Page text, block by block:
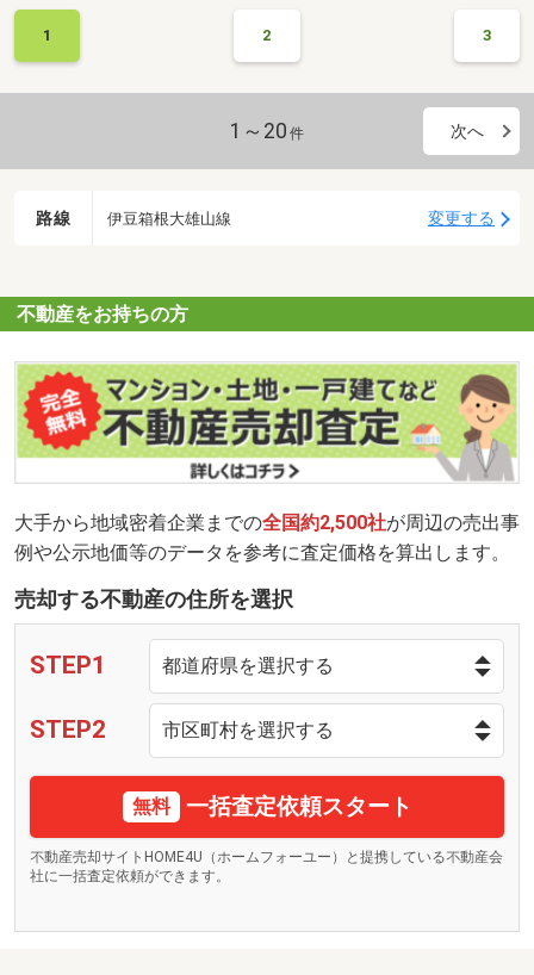
理者が誰なのか確認することは重要です。管理者がオーナーの場
合、契約時の仲介業者が間に入ることはできないということを理解
することが重要です。不動産の相談は弊社まで
1 2 3
1～20 件 次へ
路線 伊豆箱根大雄山線 変更する
不動産をお持ちの方
大手から地域密着企業までの全国約2,500社が周辺の売出事
例や公示地価等のデータを参考に査定価格を算出します。
売却する不動産の住所を選択
STEP1
STEP2
無料 一括査定依頼スタート
不動産売却サイトHOME4U（ホームフォーユー）と提携している不動産会
社に一括査定依頼ができます。